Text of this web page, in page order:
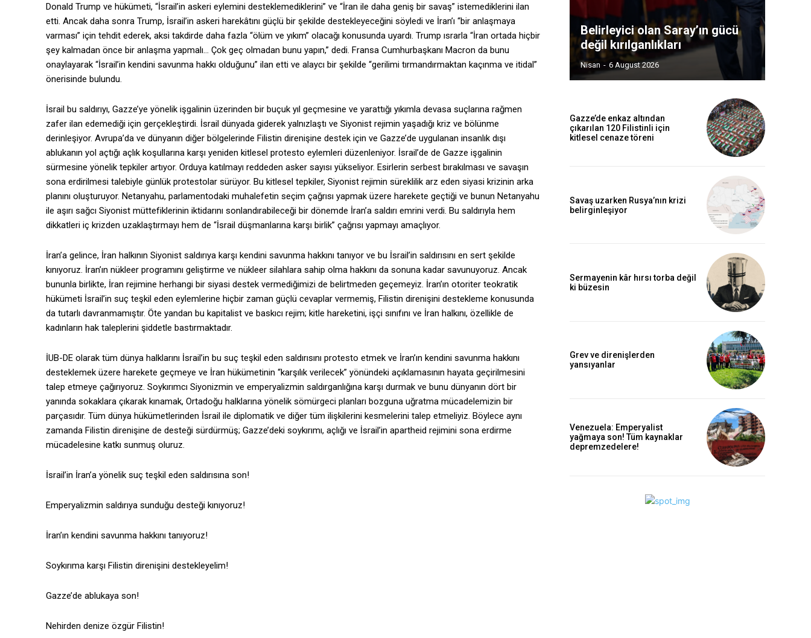
Donald Trump ve hükümeti, “İsrail’in askeri eylemini desteklemediklerini” ve “İran ile daha geniş bir savaş” istemediklerini ilan
etti. Ancak daha sonra Trump, İsrail’in askeri harekâtını güçlü bir şekilde destekleyeceğini söyledi ve İran’ı “bir anlaşmaya
varması” için tehdit ederek, aksi takdirde daha fazla “ölüm ve yıkım” olacağı konusunda uyardı. Trump ısrarla “İran ortada hiçbir
şey kalmadan önce bir anlaşma yapmalı… Çok geç olmadan bunu yapın,” dedi. Fransa Cumhurbaşkanı Macron da bunu
onaylayarak “İsrail’in kendini savunma hakkı olduğunu” ilan etti ve alaycı bir şekilde “gerilimi tırmandırmaktan kaçınma ve itidal”
önerisinde bulundu.
İsrail bu saldırıyı, Gazze’ye yönelik işgalinin üzerinden bir buçuk yıl geçmesine ve yarattığı yıkımla devasa suçlarına rağmen
zafer ilan edemediği için gerçekleştirdi. İsrail dünyada giderek yalnızlaştı ve Siyonist rejimin yaşadığı kriz ve bölünme
derinleşiyor. Avrupa’da ve dünyanın diğer bölgelerinde Filistin direnişine destek için ve Gazze’de uygulanan insanlık dışı
ablukanın yol açtığı açlık koşullarına karşı yeniden kitlesel protesto eylemleri düzenleniyor. İsrail’de de Gazze işgalinin
sürmesine yönelik tepkiler artıyor. Orduya katılmayı reddeden asker sayısı yükseliyor. Esirlerin serbest bırakılması ve savaşın
sona erdirilmesi talebiyle günlük protestolar sürüyor. Bu kitlesel tepkiler, Siyonist rejimin süreklilik arz eden siyasi krizinin arka
planını oluşturuyor. Netanyahu, parlamentodaki muhalefetin seçim çağrısı yapmak üzere harekete geçtiği ve bunun Netanyahu
ile aşırı sağcı Siyonist müttefiklerinin iktidarını sonlandırabileceği bir dönemde İran’a saldırı emrini verdi. Bu saldırıyla hem
dikkatleri iç krizden uzaklaştırmayı hem de “İsrail düşmanlarına karşı birlik” çağrısı yapmayı amaçlıyor.
İran’a gelince, İran halkının Siyonist saldırıya karşı kendini savunma hakkını tanıyor ve bu İsrail’in saldırısını en sert şekilde
kınıyoruz. İran’ın nükleer programını geliştirme ve nükleer silahlara sahip olma hakkını da sonuna kadar savunuyoruz. Ancak
bununla birlikte, İran rejimine herhangi bir siyasi destek vermediğimizi de belirtmeden geçemeyiz. İran’ın otoriter teokratik
hükümeti İsrail’in suç teşkil eden eylemlerine hiçbir zaman güçlü cevaplar vermemiş, Filistin direnişini destekleme konusunda
da tutarlı davranmamıştır. Öte yandan bu kapitalist ve baskıcı rejim; kitle hareketini, işçi sınıfını ve İran halkını, özellikle de
kadınların hak taleplerini şiddetle bastırmaktadır.
İUB-DE olarak tüm dünya halklarını İsrail’in bu suç teşkil eden saldırısını protesto etmek ve İran’ın kendini savunma hakkını
desteklemek üzere harekete geçmeye ve İran hükümetinin “karşılık verilecek” yönündeki açıklamasının hayata geçirilmesini
talep etmeye çağırıyoruz. Soykırımcı Siyonizmin ve emperyalizmin saldırganlığına karşı durmak ve bunu dünyanın dört bir
yanında sokaklara çıkarak kınamak, Ortadoğu halklarına yönelik sömürgeci planları bozguna uğratma mücadelemizin bir
parçasıdır. Tüm dünya hükümetlerinden İsrail ile diplomatik ve diğer tüm ilişkilerini kesmelerini talep etmeliyiz. Böylece aynı
zamanda Filistin direnişine de desteği sürdürmüş; Gazze’deki soykırımı, açlığı ve İsrail’in apartheid rejimini sona erdirme
mücadelesine katkı sunmuş oluruz.
İsrail’in İran’a yönelik suç teşkil eden saldırısına son!
Emperyalizmin saldırıya sunduğu desteği kınıyoruz!
İran’ın kendini savunma hakkını tanıyoruz!
Soykırıma karşı Filistin direnişini destekleyelim!
Gazze’de ablukaya son!
Nehirden denize özgür Filistin!
Belirleyici olan Saray’ın gücü
değil kırılganlıkları
Nisan - 6 August 2026
Gazze’de enkaz altından
çıkarılan 120 Filistinli için
kitlesel cenaze töreni
Savaş uzarken Rusya’nın krizi
belirginleşiyor
Sermayenin kâr hırsı torba değil
ki büzesin
Grev ve direnişlerden
yansıyanlar
Venezuela: Emperyalist
yağmaya son! Tüm kaynaklar
depremzedelere!